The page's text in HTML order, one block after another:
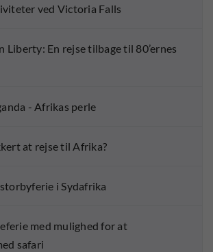
ved Victoria Falls
Liberty: En rejse tilbage til 80’ernes
- Afrikas perle
at rejse til Afrika?
i Sydafrika
med mulighed for at
safari